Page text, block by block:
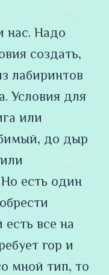
нас. Надо
создать,
лабиринтов
Условия для
или
до дыр
есть один
все на
гор и
мной тип, то